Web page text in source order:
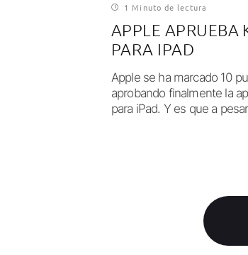
1 Minuto de lectura
APPLE APRUEBA
PARA IPAD
Apple se ha marcado 10
aprobando finalmente la
para iPad. Y es que a